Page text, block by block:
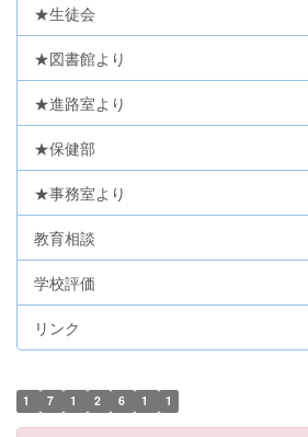
★生徒会
★図書館より
★進路室より
★保健部
★事務室より
教育相談
学校評価
リンク
1 7 1 2 6 1 1